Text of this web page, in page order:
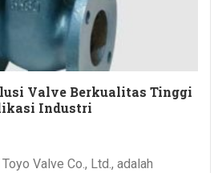
Valve Berkualitas Tinggi
Industri
Valve Co., Ltd., adalah